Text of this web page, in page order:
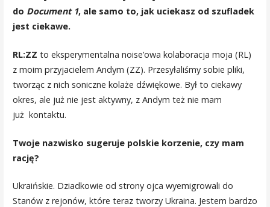
do Document 1, ale samo to, jak uciekasz od szufladek
jest ciekawe.
RL:ZZ to eksperymentalna noise’owa kolaboracja moja (RL)
z moim przyjacielem Andym (ZZ). Przesyłaliśmy sobie pliki,
tworząc z nich soniczne kolaże dźwiękowe. Był to ciekawy
okres, ale już nie jest aktywny, z Andym też nie mam
już kontaktu.
Twoje nazwisko sugeruje polskie korzenie, czy mam
rację?
Ukraińskie. Dziadkowie od strony ojca wyemigrowali do
Stanów z rejonów, które teraz tworzy Ukraina. Jestem bardzo